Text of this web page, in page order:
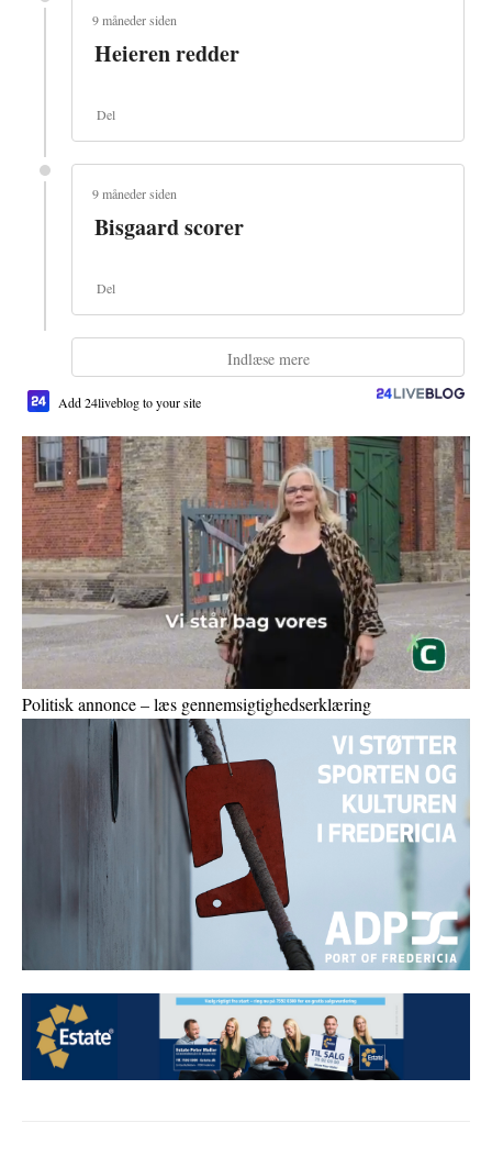
9 måneder siden
Heieren redder
Del
9 måneder siden
Bisgaard scorer
Del
Indlæse mere
Add 24liveblog to your site
Politisk annonce – læs gennemsigtighedserklæring